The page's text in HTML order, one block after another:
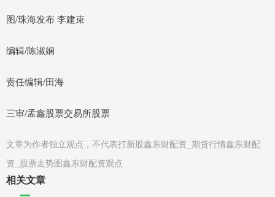
图/珠海发布 李建束
编辑/陈淑娴
责任编辑/田海
三审/孟鑫股票交易所股票
文章为作者独立观点，不代表打新股鑫东财配资_期货行情鑫东财配
资_股票走势图鑫东财配资观点
相关文章